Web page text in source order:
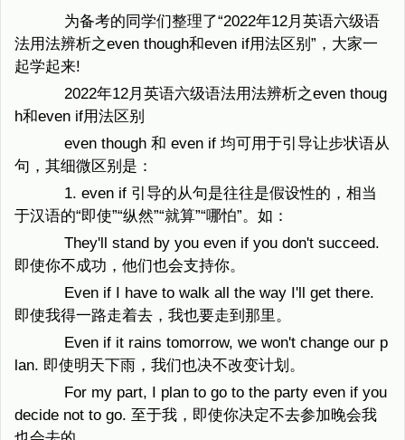
为备考的同学们整理了“2022年12月英语六级语
法用法辨析之even though和even if用法区别”，大家一
起学起来!
2022年12月英语六级语法用法辨析之even thoug
h和even if用法区别
even though 和 even if 均可用于引导让步状语从
句，其细微区别是：
1. even if 引导的从句是往往是假设性的，相当
于汉语的“即使”“纵然”“就算”“哪怕”。如：
They'll stand by you even if you don't succeed.
即使你不成功，他们也会支持你。
Even if I have to walk all the way I'll get there.
即使我得一路走着去，我也要走到那里。
Even if it rains tomorrow, we won't change our p
lan. 即使明天下雨，我们也决不改变计划。
For my part, I plan to go to the party even if you
decide not to go. 至于我，即使你决定不去参加晚会我